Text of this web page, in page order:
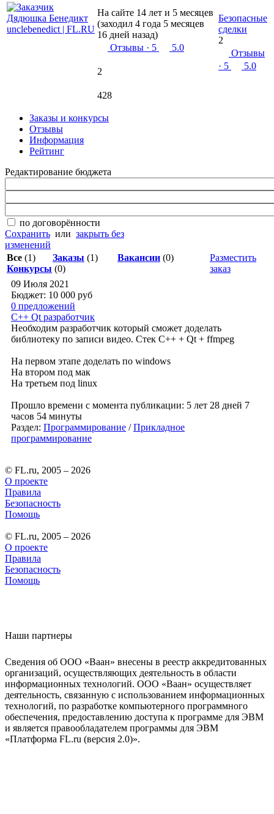
На сайте 14 лет и 5 месяцев
(заходил 4 года 5 месяцев
16 дней назад)
Отзывы · 5 5.0
2
428
Безопасные
сделки
2
Отзывы
· 5
5.0
Заказы и конкурсы
Отзывы
Информация
Рейтинг
Редактирование бюджета
по договорённости
Сохранить или закрыть без
изменений
Все (1) Заказы (1) Вакансии (0)
Конкурсы (0)
Разместить
заказ
09 Июля 2021
Бюджет: 10 000 руб
0 предложений
C++ Qt разработчик
Необходим разработчик который сможет доделать
библиотеку по записи видео. Стек C++ + Qt + ffmpeg
На первом этапе доделать по windows
На втором под мак
На третьем под linux
Прошло времени с момента публикации: 5 лет 28 дней 7
часов 54 минуты
Раздел: Программирование /Прикладное
программирование
© FL.ru, 2005 – 2026
О проекте
Правила
Безопасность
Помощь
© FL.ru, 2005 – 2026
О проекте
Правила
Безопасность
Помощь
Наши партнеры
Сведения об ООО «Ваан» внесены в реестр аккредитованных
организаций, осуществляющих деятельность в области
информационных технологий. ООО «Ваан» осуществляет
деятельность, связанную с использованием информационных
технологий, по разработке компьютерного программного
обеспечения, предоставлению доступа к программе для ЭВМ
и является правообладателем программы для ЭВМ
«Платформа FL.ru (версия 2.0)».